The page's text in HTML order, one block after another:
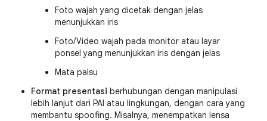
Foto wajah yang dicetak dengan jelas
menunjukkan iris
Foto/Video wajah pada monitor atau layar
ponsel yang menunjukkan iris dengan jelas
Mata palsu
Format presentasi berhubungan dengan manipulasi
lebih lanjut dari PAI atau lingkungan, dengan cara yang
membantu spoofing. Misalnya, menempatkan lensa